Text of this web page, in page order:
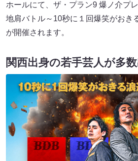
ホールにて、ザ・プラン9 爆ノ介プ
地肩バトル～10秒に１回爆笑がおき
が開催されます。
関西出身の若手芸人が多数